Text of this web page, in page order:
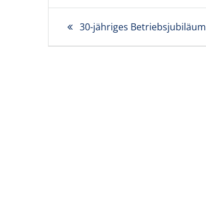
Beitragsnavigation
Vorheriger
30-jähriges Betriebsjubiläum